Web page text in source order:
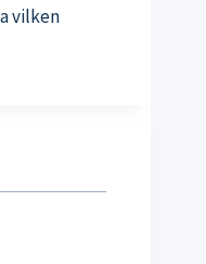
vilken